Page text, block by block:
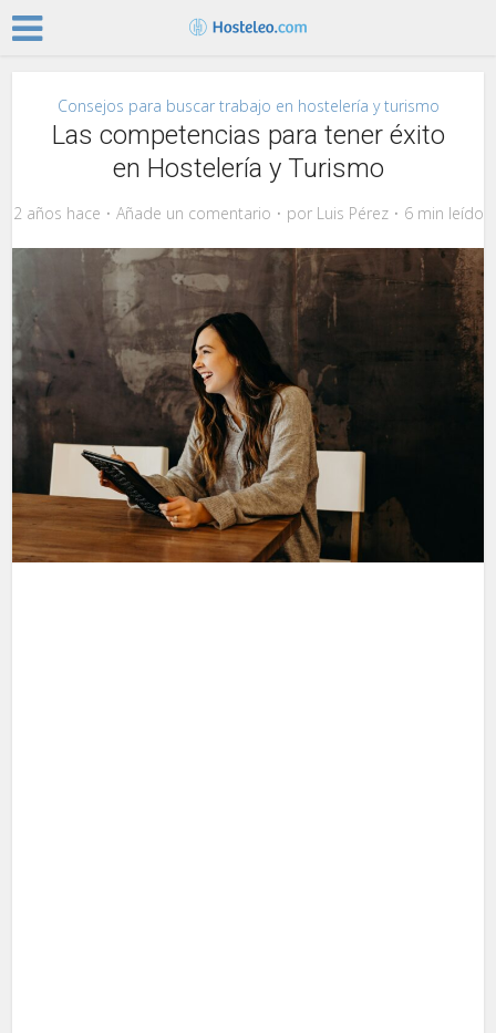
Consejos para buscar trabajo en hostelería y turismo
Las competencias para tener éxito
en Hostelería y Turismo
2 años hace Añade un comentario por Luis Pérez 6 min leído